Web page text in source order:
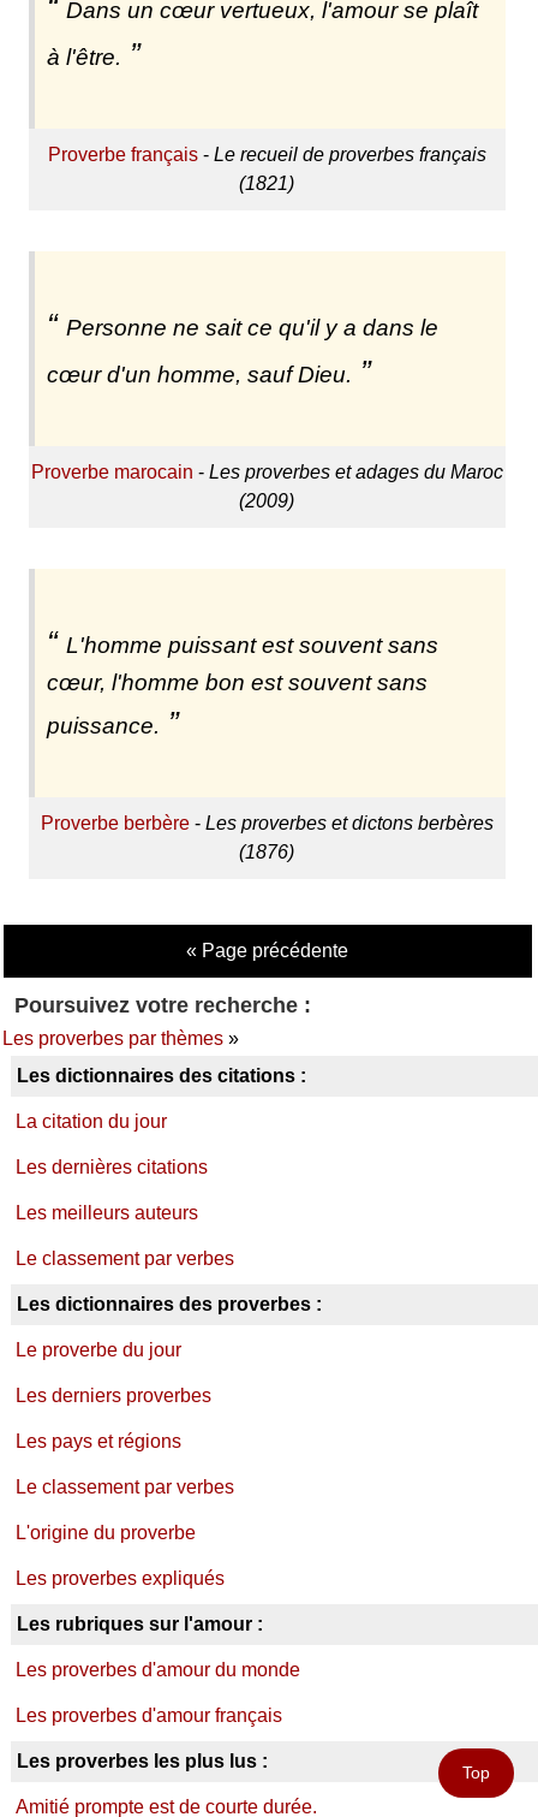
Dans un cœur vertueux, l'amour se plaît
à l'être.
Proverbe français- Le recueil de proverbes français
(1821)
Personne ne sait ce qu'il y a dans le
cœur d'un homme, sauf Dieu.
Proverbe marocain - Les proverbes et adages du Maroc
(2009)
L'homme puissant est souvent sans
cœur, l'homme bon est souvent sans
puissance.
Proverbe berbère- Les proverbes et dictons berbères
(1876)
« Page précédente
Poursuivez votre recherche :
Les proverbes par thèmes»
Les dictionnaires des citations :
La citation du jour
Les dernières citations
Les meilleurs auteurs
Le classement par verbes
Les dictionnaires des proverbes :
Le proverbe du jour
Les derniers proverbes
Les pays et régions
Le classement par verbes
L'origine du proverbe
Les proverbes expliqués
Les rubriques sur l'amour :
Les proverbes d'amour du monde
Les proverbes d'amour français
Les proverbes les plus lus :
Amitié prompte est de courte durée.
Top